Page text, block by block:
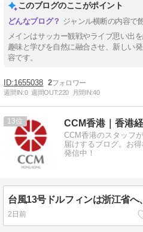
このブログのここがポイント
ジャンル横断の内容で
メインはサッカー観戦やライブ思い出
趣味と学びを自然に融合させ、新しい
容です。
1655038 2
週間IN:0 週間OUT:220 月間IN:40
13 CCM香港｜香港
CCM香港のスタッフ
届けするブログ。お
発信中！
2日前